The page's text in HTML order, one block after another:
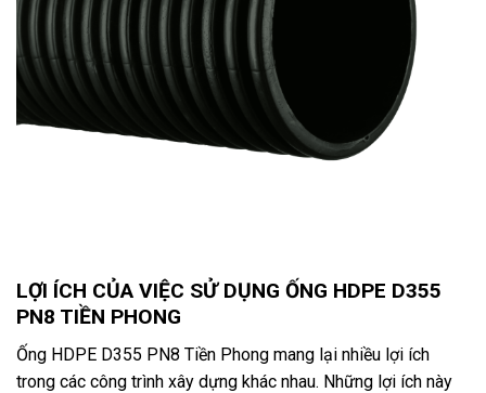
LỢI ÍCH CỦA VIỆC SỬ DỤNG ỐNG HDPE D355
PN8 TIỀN PHONG
Ống HDPE D355 PN8 Tiền Phong mang lại nhiều lợi ích
trong các công trình xây dựng khác nhau. Những lợi ích này